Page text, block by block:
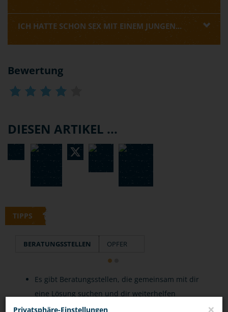
ICH HATTE SCHON SEX MIT EINEM JUNGEN...
Bewertung
DIESEN ARTIKEL ...
TIPPS
BERATUNGSSTELLEN OPFER
Es gibt Beratungsstellen, die gemeinsam mit dir
eine Lösung suchen und dir weiterhelfen
können.
Privatsphäre-Einstellungen